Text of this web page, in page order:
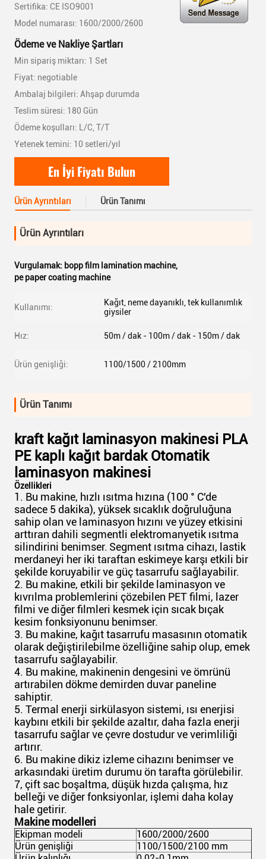
Sertifika: CE ISO9001
Model numarası: 1600/2000/2600
Ödeme ve Nakliye Şartları
Min sipariş miktarı: 1 Set
Fiyat: negotiable
Ambalaj bilgileri: Ahşap durumda
Teslim süresi: 180 Gün
Ödeme koşulları: L/C, T/T
Yetenek temini: 10 setleri/yıl
En İyi Fiyatı Bulun
Ürün Ayrıntıları Ürün Tanımı
Ürün Ayrıntıları
Vurgulamak: bopp film lamination machine,
pe paper coating machine
Kullanımı:
Kağıt, neme dayanıklı, tek kullanımlık
giysiler
Hız: 50m / dak - 100m / dak - 150m / dak
Ürün genişliği: 1100/1500 / 2100mm
Ürün Tanımı
kraft kağıt laminasyon makinesi PLA
PE kaplı kağıt bardak Otomatik
laminasyon makinesi
Özellikleri
1. Bu makine, hızlı ısıtma hızına (100 ° C'de
sadece 5 dakika), yüksek sıcaklık doğruluğuna
sahip olan ve laminasyon hızını ve yüzey etkisini
arttıran dahili segmentli elektromanyetik ısıtma
silindirini benimser. Segment ısıtma cihazı, lastik
merdaneyi her iki taraftan eskimeye karşı etkili bir
şekilde koruyabilir ve güç tasarrufu sağlayabilir.
2. Bu makine, etkili bir şekilde laminasyon ve
kıvrılma problemlerini çözebilen PET filmi, lazer
filmi ve diğer filmleri kesmek için sıcak bıçak
kesim fonksiyonunu benimser.
3. Bu makine, kağıt tasarrufu masasının otomatik
olarak değiştirilebilme özelliğine sahip olup, emek
tasarrufu sağlayabilir.
4. Bu makine, makinenin dengesini ve ömrünü
artırabilen dökme demirden duvar paneline
sahiptir.
5. Termal enerji sirkülasyon sistemi, ısı enerjisi
kaybını etkili bir şekilde azaltır, daha fazla enerji
tasarrufu sağlar ve çevre dostudur ve verimliliği
artırır.
6. Bu makine dikiz izleme cihazını benimser ve
arkasındaki üretim durumu ön tarafta görülebilir.
7, çift sac boşaltma, düşük hızda çalışma, hız
belleği ve diğer fonksiyonlar, işlemi daha kolay
hale getirir.
Makine modelleri
Ekipman modeli
1600/2000/2600
Ürün genişliği
1100/1500/2100 mm